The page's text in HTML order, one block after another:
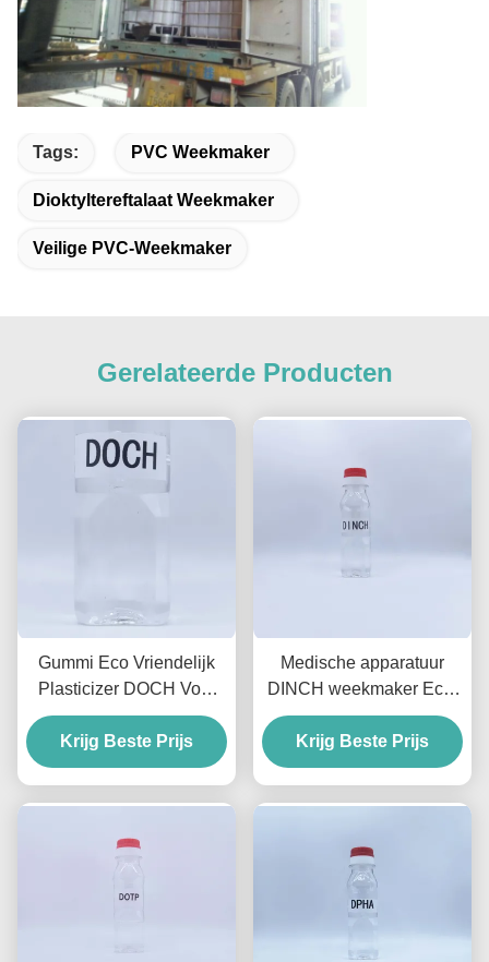
Tags: PVC Weekmaker
Dioktyltereftalaat Weekmaker
Veilige PVC-Weekmaker
Gerelateerde Producten
Gummi Eco Vriendelijk
Plasticizer DOCH Voor
Voedselcontact
Pakkingen 15 PtCo
Krijg Beste Prijs
Medische apparatuur
DINCH weekmaker Eco-
vriendelijk ftalaat voor
PVC medische
hulpmiddelen
Krijg Beste Prijs